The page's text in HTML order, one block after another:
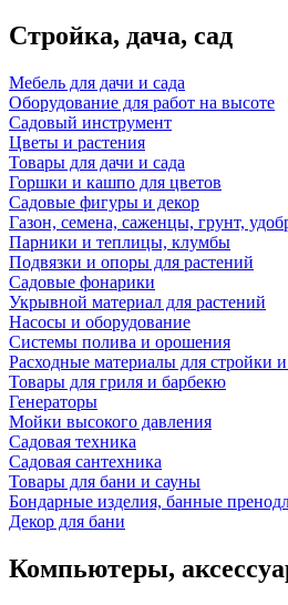
Стройка, дача, сад
Мебель для дачи и сада
Оборудование для работ на высоте
Садовый инструмент
Цветы и растения
Товары для дачи и сада
Горшки и кашпо для цветов
Садовые фигуры и декор
Газон, семена, саженцы, грунт,
Парники и теплицы, клумбы
Подвязки и опоры для растений
Садовые фонарики
Укрывной материал для растений
Насосы и оборудование
Системы полива и орошения
Расходные материалы для стройки
Товары для гриля и барбекю
Генераторы
Мойки высокого давления
Садовая техника
Садовая сантехника
Товары для бани и сауны
Бондарные изделия, банные
Декор для бани
Компьютеры,